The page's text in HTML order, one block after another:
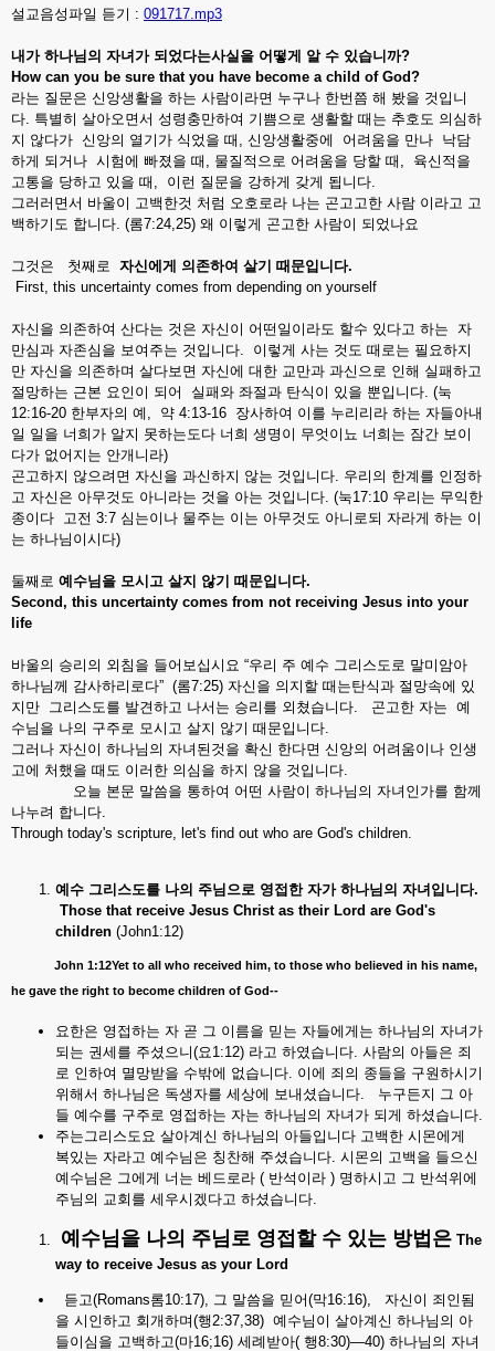
설교음성파일 듣기 : 091717.mp3
내가 하나님의 자녀가 되었다는사실을 어떻게 알 수 있습니까?
How can you be sure that you have become a child of God?
라는 질문은 신앙생활을 하는 사람이라면 누구나 한번쯤 해 봤을 것입니
다. 특별히 살아오면서 성령충만하여 기쁨으로 생활할 때는 추호도 의심하
지 않다가 신앙의 열기가 식었을 때, 신앙생활중에 어려움을 만나 낙담
하게 되거나 시험에 빠졌을 때, 물질적으로 어려움을 당할 때, 육신적을
고통을 당하고 있을 때, 이런 질문을 강하게 갖게 됩니다.
그러러면서 바울이 고백한것 처럼 오호로라 나는 곤고고한 사람 이라고 고
백하기도 합니다. (롬7:24,25) 왜 이렇게 곤고한 사람이 되었나요
그것은 첫째로 자신에게 의존하여 살기 때문입니다.
First, this uncertainty comes from depending on yourself
자신을 의존하여 산다는 것은 자신이 어떤일이라도 할수 있다고 하는 자
만심과 자존심을 보여주는 것입니다. 이렇게 사는 것도 때로는 필요하지
만 자신을 의존하며 살다보면 자신에 대한 교만과 과신으로 인해 실패하고
절망하는 근본 요인이 되어 실패와 좌절과 탄식이 있을 뿐입니다. (눅
12:16-20 한부자의 예, 약 4:13-16 장사하여 이를 누리리라 하는 자들아내
일 일을 너희가 알지 못하는도다 너희 생명이 무엇이뇨 너희는 잠간 보이
다가 없어지는 안개니라)
곤고하지 않으려면 자신을 과신하지 않는 것입니다. 우리의 한계를 인정하
고 자신은 아무것도 아니라는 것을 아는 것입니다. (눅17:10 우리는 무익한
종이다 고전 3:7 심는이나 물주는 이는 아무것도 아니로되 자라게 하는 이
는 하나님이시다)
둘째로 예수님을 모시고 살지 않기 때문입니다.
Second, this uncertainty comes from not receiving Jesus into your
life
바울의 승리의 외침을 들어보십시요 “우리 주 예수 그리스도로 말미암아
하나님께 감사하리로다” (롬7:25) 자신을 의지할 때는탄식과 절망속에 있
지만 그리스도를 발견하고 나서는 승리를 외쳤습니다. 곤고한 자는 예
수님을 나의 구주로 모시고 살지 않기 때문입니다.
그러나 자신이 하나님의 자녀된것을 확신 한다면 신앙의 어려움이나 인생
고에 처했을 때도 이러한 의심을 하지 않을 것입니다.
오늘 본문 말씀을 통하여 어떤 사람이 하나님의 자녀인가를 함께
나누려 합니다.
Through today's scripture, let's find out who are God's children.
예수 그리스도를 나의 주님으로 영접한 자가 하나님의 자녀입니다.
Those that receive Jesus Christ as their Lord are God's
children (John1:12)
John 1:12Yet to all who received him, to those who believed in his name,
he gave the right to become children of God--
요한은 영접하는 자 곧 그 이름을 믿는 자들에게는 하나님의 자녀가
되는 권세를 주셨으니(요1:12) 라고 하였습니다. 사람의 아들은 죄
로 인하여 멸망받을 수밖에 없습니다. 이에 죄의 종들을 구원하시기
위해서 하나님은 독생자를 세상에 보내셨습니다. 누구든지 그 아
들 예수를 구주로 영접하는 자는 하나님의 자녀가 되게 하셨습니다.
주는그리스도요 살아계신 하나님의 아들입니다 고백한 시몬에게
복있는 자라고 예수님은 칭찬해 주셨습니다. 시몬의 고백을 들으신
예수님은 그에게 너는 베드로라 ( 반석이라 ) 명하시고 그 반석위에
주님의 교회를 세우시겠다고 하셨습니다.
예수님을 나의 주님로 영접할 수 있는 방법은 The
way to receive Jesus as your Lord
듣고(Romans롬10:17), 그 말씀을 믿어(막16:16), 자신이 죄인됨
을 시인하고 회개하며(행2:37,38) 예수님이 살아계신 하나님의 아
들이심을 고백하고(마16;16) 세례받아( 행8:30)—40) 하나님의 자녀